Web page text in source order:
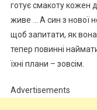
готує смакоту кожен
живе … А син з нової
щоб запитати, як
тепер повинні
їхні плани – зовсім.
Advertisements